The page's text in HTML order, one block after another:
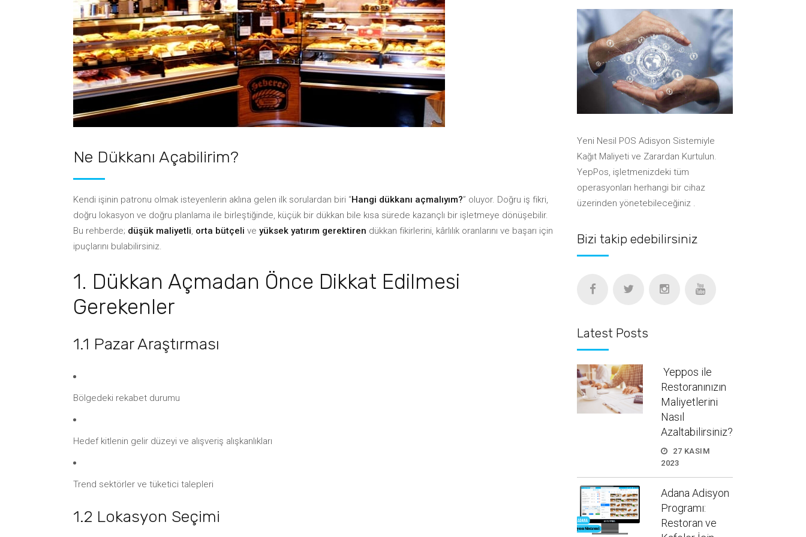
Pos (Adisyon) Sistemleri
Sistemleri
Boya & Hırdavat Barkod
Sistemleri
Takı & Aksesuar Barkod
Sistemleri
Ayakkabı Barkod Sistemleri
Rezervasyon Sistemi
Barkodlu Hızlı Satış
Web Sitesi ve Sipariş Alt Yapısı
Müşteri Yönetimi
Tedarikçi Takibi
Kazanç Yönetimi
Gelir-Gider Raporu
Tahsilatlar Raporu
Stoktaki Ürünler Raporu
KDV Raporu
Kurye Yazılımları ile
Entegrasyon
Anlaşmalı Kurye Şirketleri
Yazarkasa Pos Entegrasyonları
Takı & Aksesuar Barkod
Sistemleri
Ayakkabı Barkod Sistemleri
Su Bayisi Sipariş Sistemleri
Web Sitesi ve Sipariş Alt Yapısı Kazanç Yönetimi Stoktaki Ürünler Raporu
KDV Raporu
Yazarkasa Pos Entegrasyonları
Ne Dükkanı Açabilirim?
Kendi işinin patronu olmak isteyenlerin aklına gelen ilk sorulardan biri “Hangi dükkanı açmalıyım?” oluyor. Doğru iş fikri,
doğru lokasyon ve doğru planlama ile birleştiğinde, küçük bir dükkan bile kısa sürede kazançlı bir işletmeye dönüşebilir.
Bu rehberde; düşük maliyetli, orta bütçeli ve yüksek yatırım gerektiren dükkan fikirlerini, kârlılık oranlarını ve başarı için
ipuçlarını bulabilirsiniz.
1. Dükkan Açmadan Önce Dikkat Edilmesi
Gerekenler
1.1 Pazar Araştırması
Bölgedeki rekabet durumu
Hedef kitlenin gelir düzeyi ve alışveriş alışkanlıkları
Trend sektörler ve tüketici talepleri
1.2 Lokasyon Seçimi
Yeni Nesil POS Adisyon Sistemiyle
Kağıt Maliyeti ve Zarardan Kurtulun.
YepPos, işletmenizdeki tüm
operasyonları herhangi bir cihaz
üzerinden yönetebileceğiniz .
Bizi takip edebilirsiniz
Latest Posts
Yeppos ile
Restoranınızın
Maliyetlerini
Nasıl
Azaltabilirsiniz?
27 KASIM
2023
Adana Adisyon
Programı:
Restoran ve